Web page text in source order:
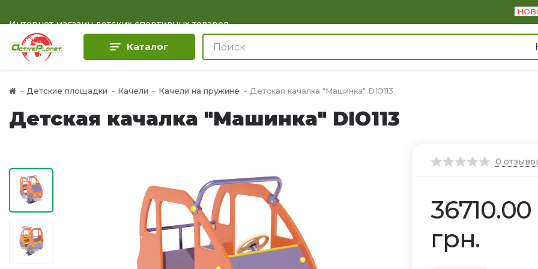
Интернет магазин детских спортивных товаров
Каталог
Детские площадки Качели Качели на пружине Детская качалка "Машинка" DIO113
Детская качалка "Машинка" DIO113
0
36710.00
грн.